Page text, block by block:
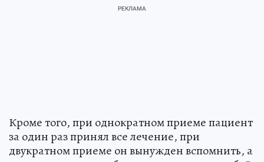
Кроме того, при однократном приеме пациент
за один раз принял все лечение, при
двукратном приеме он вынужден вспомнить, а